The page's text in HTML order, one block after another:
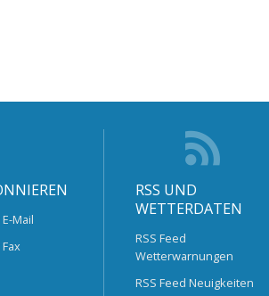
Mail
RSS UND
WETTERDATEN
RSS Feed
Wetterwarnungen
RSS Feed Neuigkeiten